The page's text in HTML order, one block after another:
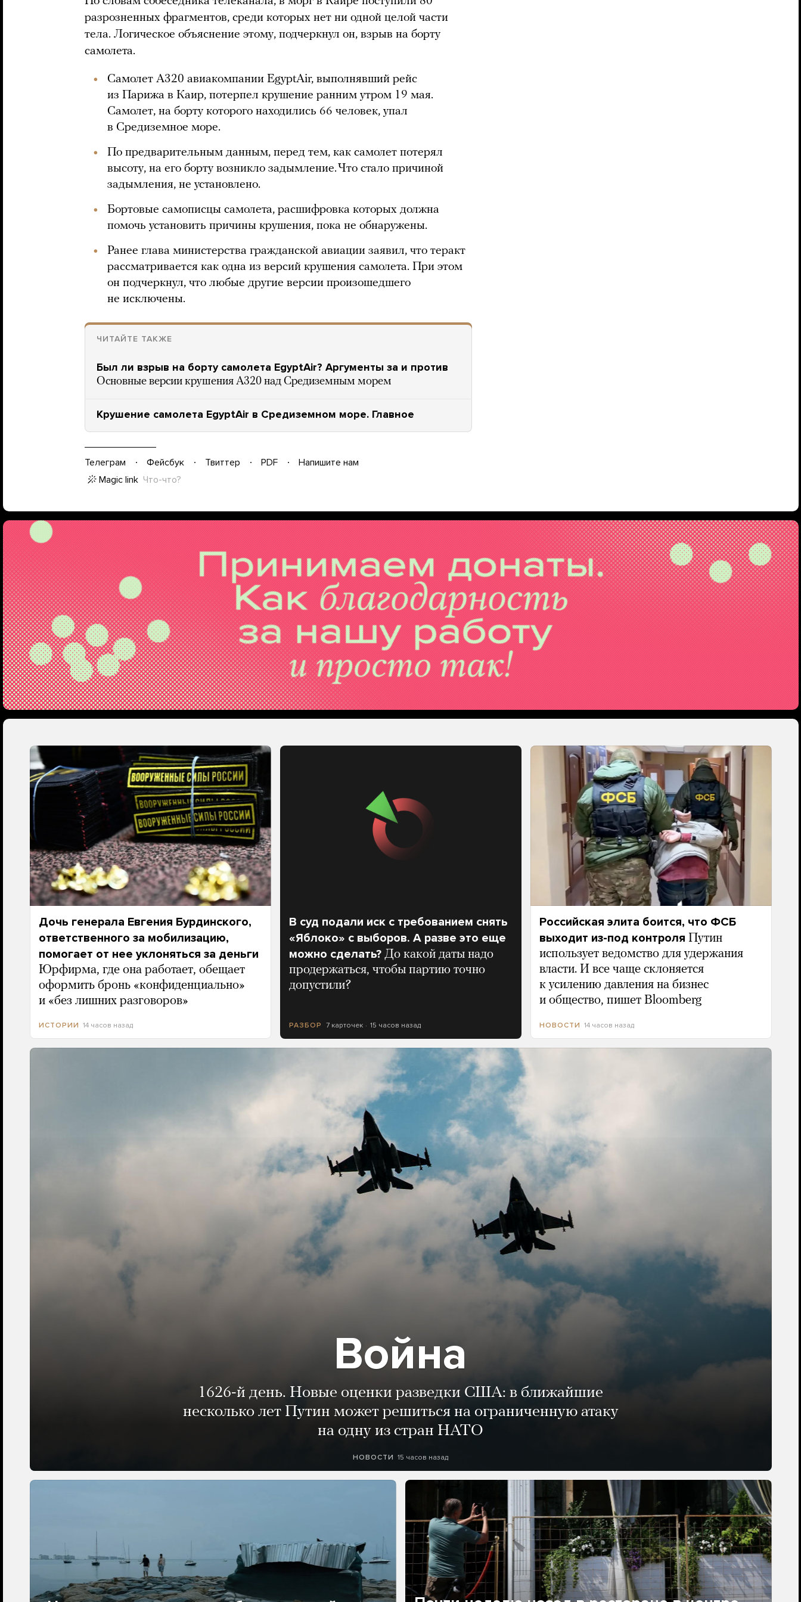
разрозненных фрагментов, среди которых нет ни одной целой части
тела. Логическое объяснение этому, подчеркнул он, взрыв на борту
самолета.
Самолет A320 авиакомпании EgyptAir, выполнявший рейс
из Парижа в Каир, потерпел крушение ранним утром 19 мая.
Самолет, на борту которого находились 66 человек, упал
в Средиземное море.
По предварительным данным, перед тем, как самолет потерял
высоту, на его борту возникло задымление. Что стало причиной
задымления, не установлено.
Бортовые самописцы самолета, расшифровка которых должна
помочь установить причины крушения, пока не обнаружены.
Ранее глава министерства гражданской авиации заявил, что теракт
рассматривается как одна из версий крушения самолета. При этом
он подчеркнул, что любые другие версии произошедшего
не исключены.
ЧИТАЙТЕ ТАКЖЕ
Был ли взрыв на борту самолета EgyptAir? Аргументы за и против
Основные версии крушения А320 над Средиземным морем
Крушение самолета EgyptAir в Средиземном море. Главное
Телеграм Фейсбук Твиттер PDF
Напишите нам
Magic link Что-что?
Дочь генерала Евгения Бурдинского,
ответственного за мобилизацию,
помогает от нее уклоняться за деньги
Юрфирма, где она работает, обещает
оформить бронь «конфиденциально»
и «без лишних разговоров»
ИСТОРИИ 14 часов назад
В суд подали иск с требованием снять
«Яблоко» с выборов. А разве это еще
можно сделать? До какой даты надо
продержаться, чтобы партию точно
допустили?
РАЗБОР 7 карточек 15 часов назад
Российская элита боится, что ФСБ
выходит из-под контроля Путин
использует ведомство для удержания
власти. И все чаще склоняется
к усилению давления на бизнес
и общество, пишет Bloomberg
НОВОСТИ 14 часов назад
Война
1626-й день. Новые оценки разведки США: в ближайшие
несколько лет Путин может решиться на ограниченную атаку
на одну из стран НАТО
НОВОСТИ 15 часов назад